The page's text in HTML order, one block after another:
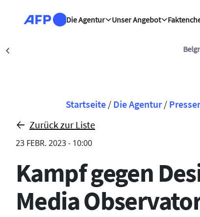
Die Agentur
Unser Angebot
Belgrad (AFP)
Pfadnavigation
Startseite / Die Agentur/
Zurück zur Liste
23 FEBR. 2023 - 10:00
Kampf gegen
Media